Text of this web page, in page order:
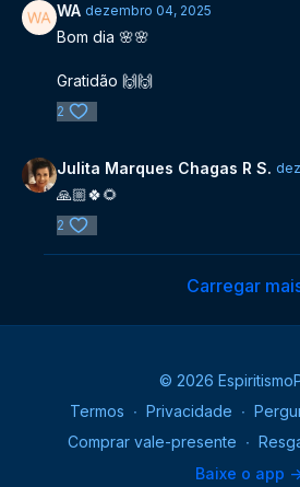
WA dezembro 04, 2025
Bom dia 🌸🌸
Gratidão 🙌🙌
2
Julita Marques Chagas R S.
🙏🏼🍀🌻
2
Carregar
© 2026
Termos ∙ Privacidade ∙
Comprar vale-presente ∙
Baixe o app -